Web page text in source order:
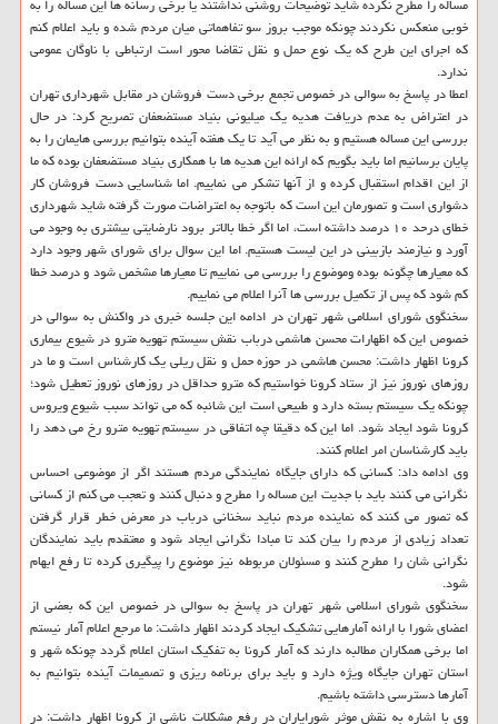
خوبی منعكس نكردند چونكه موجب بروز سو تفاهماتی میان مردم شده و باید اعلام كنم
كه اجرای این طرح كه یك نوع حمل و نقل تقاضا محور است ارتباطی با ناوگان عمومی
ندارد.
اعطا در پاسخ به سوالی در خصوص تجمع برخی دست فروشان در مقابل شهرداری تهران
در اعتراض به عدم دریافت هدیه یك میلیونی بنیاد مستضعفان تصریح كرد: در حال
بررسی این مساله هستیم و به نظر می آید تا یك هفته آینده بتوانیم بررسی هایمان را به
پایان برسانیم اما باید بگویم كه ارائه این هدیه ها با همكاری بنیاد مستضعفان بوده كه ما
از این اقدام استقبال كرده و از آنها تشكر می نماییم. اما شناسایی دست فروشان كار
دشواری است و تصورمان این است كه باتوجه به اعتراضات صورت گرفته شاید شهرداری
خطای درحد ۱۰ درصد داشته است، اما اگر خطا بالاتر برود نارضایتی بیشتری به وجود می
آورد و نیازمند بازبینی در این لیست هستیم. اما این سوال برای شورای شهر وجود دارد
كه معیارها چگونه بوده وموضوع را بررسی می نماییم تا معیارها مشخص شود و درصد خطا
كم شود كه پس از تكمیل بررسی ها آنرا اعلام می نماییم.
سخنگوی شورای اسلامی شهر تهران در ادامه این جلسه خبری در واكنش به سوالی در
خصوص این كه اظهارات محسن هاشمی درباب نقش سیستم تهویه مترو در شیوع بیماری
كرونا اظهار داشت: محسن هاشمی در حوزه حمل و نقل ریلی یك كارشناس است و ما در
روزهای نوروز نیز از ستاد كرونا خواستیم كه مترو حداقل در روزهای نوروز تعطیل شود؛
چونكه یك سیستم بسته دارد و طبیعی است این شائبه كه می تواند سبب شیوع ویروس
كرونا شود ایجاد شود. اما این كه دقیقا چه اتفاقی در سیستم تهویه مترو رخ می دهد را
باید كارشناسان امر اعلام كنند.
وی ادامه داد: كسانی كه دارای جایگاه نمایندگی مردم هستند اگر از موضوعی احساس
نگرانی می كنند باید با جدیت این مساله را مطرح و دنبال كنند و تعجب می كنم از كسانی
كه تصور می كنند كه نماینده مردم نباید سخنانی درباب در معرض خطر قرار گرفتن
تعداد زیادی از مردم را بیان كند تا مبادا نگرانی ایجاد شود و معتقدم باید نمایندگان
نگرانی شان را مطرح كنند و مسئولان مربوطه نیز موضوع را پیگیری كرده تا رفع ابهام
شود.
سخنگوی شورای اسلامی شهر تهران در پاسخ به سوالی در خصوص این كه بعضی از
اعضای شورا با ارائه آمارهایی تشكیك ایجاد كردند اظهار داشت: ما مرجع اعلام آمار نیستم
اما برخی همكاران مطالبه دارند كه آمار كرونا به تفكیك استان اعلام گردد چونكه شهر و
استان تهران جایگاه ویژه دارد و باید برای برنامه ریزی و تصمیمات آینده بتوانیم به
آمارها دسترسی داشته باشیم.
وی با اشاره به نقش موثر شورایاران در رفع مشكلات ناشی از كرونا اظهار داشت: در